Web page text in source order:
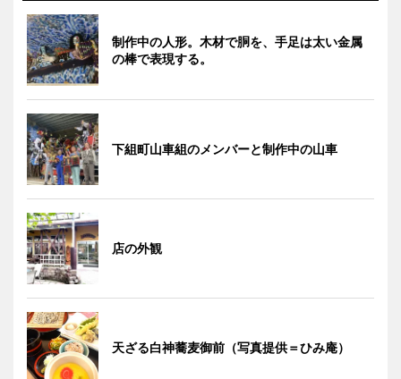
制作中の人形。木材で胴を、手足は太い金属
の棒で表現する。
下組町山車組のメンバーと制作中の山車
店の外観
天ざる白神蕎麦御前（写真提供＝ひみ庵）